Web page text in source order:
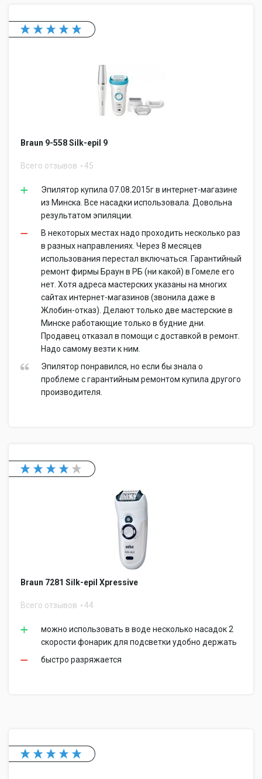
Braun 9-558 Silk-epil 9
Всего отзывов 45
Эпилятор купила 07.08.2015г в интернет-магазине
из Минска. Все насадки использовала. Довольна
результатом эпиляции.
В некоторых местах надо проходить несколько раз
в разных направлениях. Через 8 месяцев
использования перестал включаться. Гарантийный
ремонт фирмы Браун в РБ (ни какой) в Гомеле его
нет. Хотя адреса мастерских указаны на многих
сайтах интернет-магазинов (звонила даже в
Жлобин-отказ). Делают только две мастерские в
Минске работающие только в будние дни.
Продавец отказал в помощи с доставкой в ремонт.
Надо самому везти к ним.
Эпилятор понравился, но если бы знала о
проблеме с гарантийным ремонтом купила другого
производителя.
Braun 7281 Silk-epil Xpressive
Всего отзывов 44
можно использовать в воде несколько насадок 2
скорости фонарик для подсветки удобно держать
быстро разряжается